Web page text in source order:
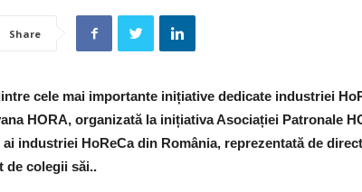
Share
cele mai importante inițiative dedicate industriei
HORA, organizată la inițiativa Asociației Patronale
industriei HoReCa din România, reprezentată de
de colegii săi..